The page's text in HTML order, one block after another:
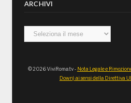
ARCHIVI
Archivi
© 2026 ViviRoma.tv - Nota Legale e
Down) ai sensi della Direttiva